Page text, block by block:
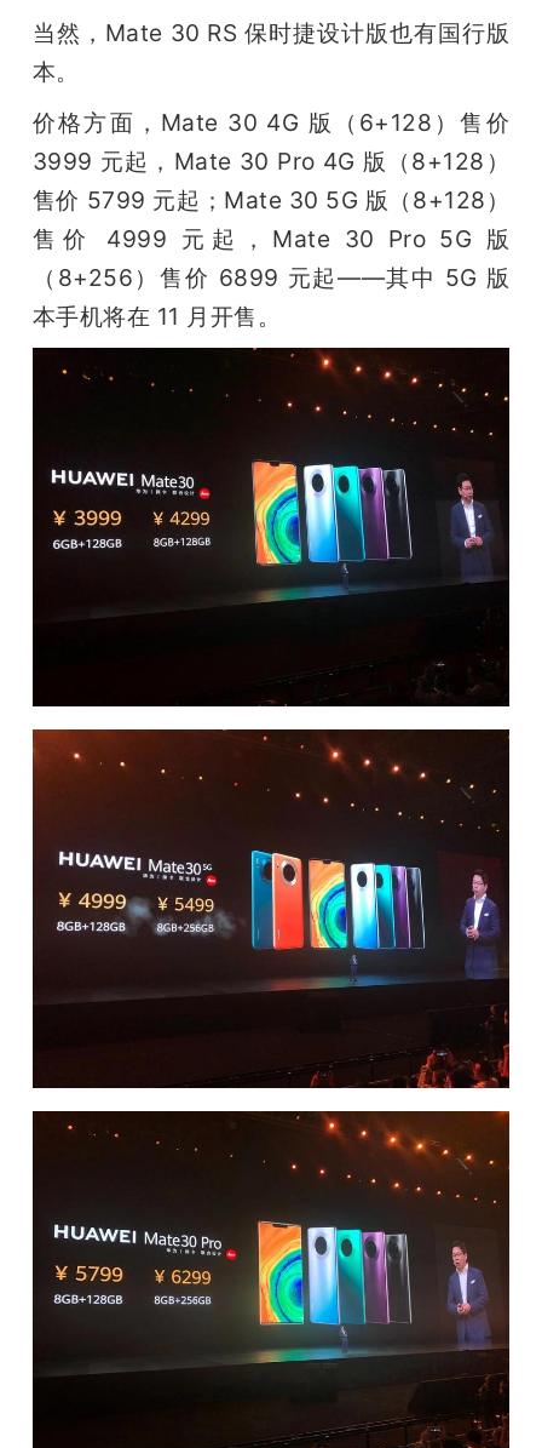
当然，Mate 30 RS 保时捷设计版也有国行版
本。
价格方面，Mate 30 4G 版（6+128）售价
3999 元起，Mate 30 Pro 4G 版（8+128）
售价 5799 元起；Mate 30 5G 版（8+128）
售价 4999 元起，Mate 30 Pro 5G 版
（8+256）售价 6899 元起——其中 5G 版
本手机将在 11 月开售。